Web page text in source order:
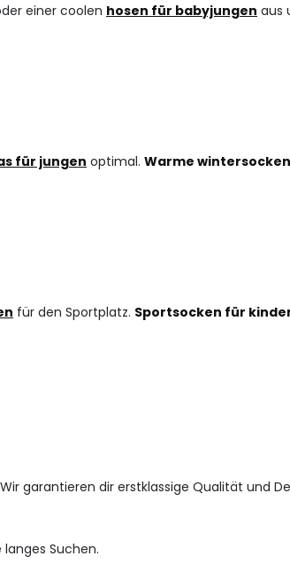
einer coolen hosen für babyjungen aus
für jungen optimal. Warme
für den Sportplatz. Sportsocken für
garantieren dir erstklassige Qualität und
Suchen.